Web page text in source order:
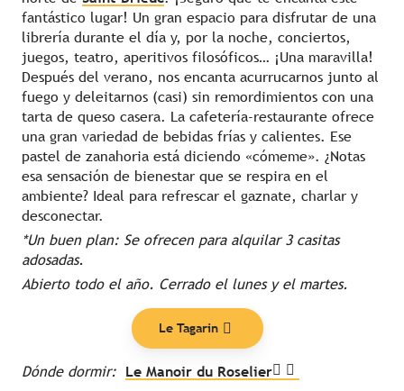
fantástico lugar! Un gran espacio para disfrutar de una
librería durante el día y, por la noche, conciertos,
juegos, teatro, aperitivos filosóficos… ¡Una maravilla!
Después del verano, nos encanta acurrucarnos junto al
fuego y deleitarnos (casi) sin remordimientos con una
tarta de queso casera. La cafetería-restaurante ofrece
una gran variedad de bebidas frías y calientes. Ese
pastel de zanahoria está diciendo «cómeme». ¿Notas
esa sensación de bienestar que se respira en el
ambiente? Ideal para refrescar el gaznate, charlar y
desconectar.
*Un buen plan: Se ofrecen para alquilar 3 casitas
adosadas.
Abierto todo el año. Cerrado el lunes y el martes.
Le Tagarin
Dónde dormir: Le Manoir du Roselier